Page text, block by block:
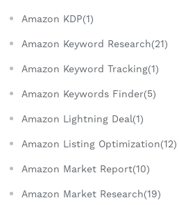
Amazon KDP(1)
Amazon Keyword Research(21)
Amazon Keyword Tracking(1)
Amazon Keywords Finder(5)
Amazon Lightning Deal(1)
Amazon Listing Optimization(12)
Amazon Market Report(10)
Amazon Market Research(19)